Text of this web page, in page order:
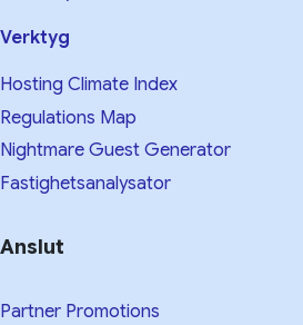
Verktyg
Hosting Climate Index
Regulations Map
Nightmare Guest Generator
Fastighetsanalysator
Anslut
Partner Promotions